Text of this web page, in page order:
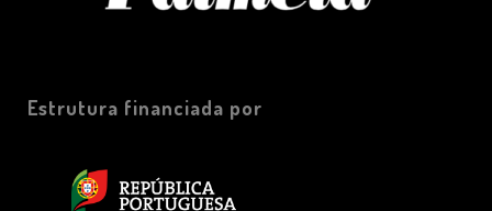
Estrutura financiada por